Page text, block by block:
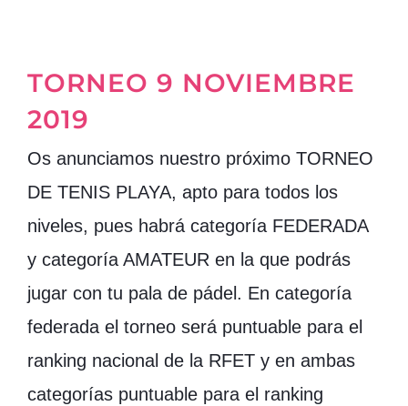
TORNEO 9 NOVIEMBRE
2019
Os anunciamos nuestro próximo TORNEO
DE TENIS PLAYA, apto para todos los
niveles, pues habrá categoría FEDERADA
y categoría AMATEUR en la que podrás
jugar con tu pala de pádel. En categoría
federada el torneo será puntuable para el
ranking nacional de la RFET y en ambas
categorías puntuable para el ranking